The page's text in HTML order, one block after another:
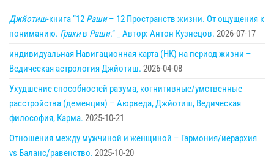
Джйотиш-книга “12 Раши– 12 Пространств жизни. От ощущения к
пониманию. Грахив Раши.” _ Автор: Антон Кузнецов. 2026-07-17
индивидуальная Навигационная карта (НК) на период жизни –
Ведическая астрология Джйотиш. 2026-04-08
Ухудшение способностей разума, когнитивные/умственные
расстройства (деменция) – Аюрведа, Джйотиш, Ведическая
философия, Карма. 2025-10-21
Отношения между мужчиной и женщиной – Гармония/иерархия
vs Баланс/равенство. 2025-10-20